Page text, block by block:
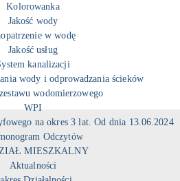
Kolorowanka
Jakość wody
w wodę
Jakość usług
kanalizacji
wody i odprowadzania ścieków
wodomierzowego
WPI
na okres 3 lat. Od dnia 13.06.2024
Odczytów
MIESZKALNY
Aktualności